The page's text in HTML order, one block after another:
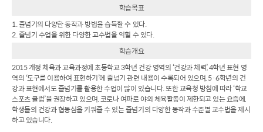
학습목표
1. 줄넘기의 다양한 동작과 방법을 습득할 수 있다.
2. 줄넘기 수업을 위한 다양한 교수법을 익힐 수 있다.
학습개요
2015 개정 체육과 교육과정에 초등학교 3학년 건강 영역의 ‘건강과 체력’, 4학년 표현 영
역의 ‘도구를 이용하여 표현하기’에 줄넘기 관련 내용이 수록되어 있으며, 5·6학년의 건
강과 표현에서도 줄넘기를 활용한 수업이 많이 있습니다. 또한 교육청 방침에 따라 ‘학교
스포츠 클럽’을 권장하고 있으며, 코로나 여파로 야외 체육활동이 제한되고 있는 요즘에,
학생들의 건강과 협동심을 키워줄 수 있는 줄넘기의 다양한 동작과 수준별 교수법을 제시
하고 있습니다.